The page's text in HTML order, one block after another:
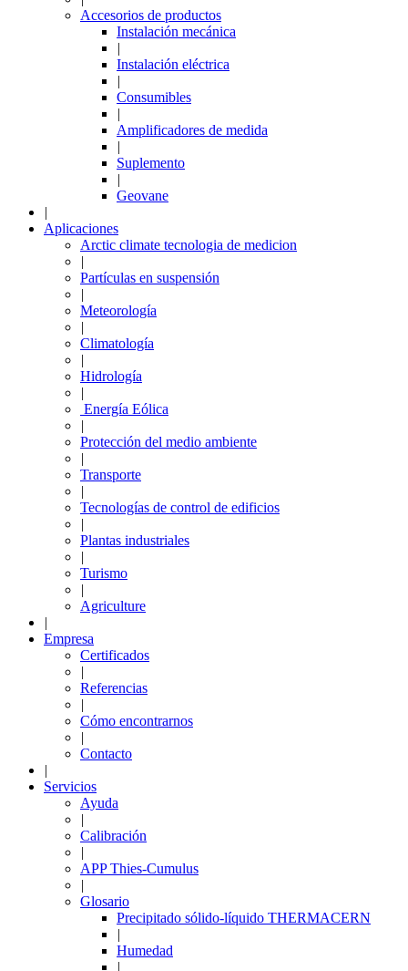
Accesorios de productos
Instalación mecánica
|
Instalación eléctrica
|
Consumibles
|
Amplificadores de medida
|
Suplemento
|
Geovane
|
Aplicaciones
Arctic climate tecnologia de medicion
|
Partículas en suspensión
|
Meteorología
|
Climatología
|
Hidrología
|
Energía Eólica
|
Protección del medio ambiente
|
Transporte
|
Tecnologías de control de edificios
|
Plantas industriales
|
Turismo
|
Agriculture
|
Empresa
Certificados
|
Referencias
|
Cómo encontrarnos
|
Contacto
|
Servicios
Ayuda
|
Calibración
|
APP Thies-Cumulus
|
Glosario
Precipitado sólido-líquido THERMACERN
|
Humedad
|